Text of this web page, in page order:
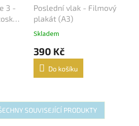
3 -
/
Poslední vlak - Filmový
plakát (A3)
Skladem
390 Kč
Do košíku
SOUVISEJÍCÍ PRODUKTY